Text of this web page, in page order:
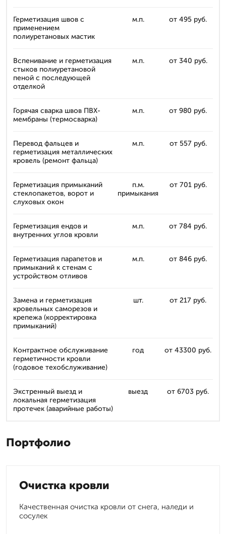
Герметизация швов с
применением
полиуретановых мастик
м.п. от 495 руб.
Вспенивание и герметизация
стыков полиуретановой
пеной с последующей
отделкой
м.п. от 340 руб.
Горячая сварка швов ПВХ-
мембраны (термосварка)
м.п. от 980 руб.
Перевод фальцев и
герметизация металлических
кровель (ремонт фальца)
м.п. от 557 руб.
Герметизация примыканий
стеклопакетов, ворот и
слуховых окон
п.м.
примыкания
от 701 руб.
Герметизация ендов и
внутренних углов кровли
м.п. от 784 руб.
Герметизация парапетов и
примыканий к стенам с
устройством отливов
м.п. от 846 руб.
Замена и герметизация
кровельных саморезов и
крепежа (корректировка
примыканий)
шт. от 217 руб.
Контрактное обслуживание
герметичности кровли
(годовое техобслуживание)
год от 43300 руб.
Экстренный выезд и
локальная герметизация
протечек (аварийные работы)
выезд от 6703 руб.
Портфолио
Очистка кровли
Качественная очистка кровли от снега, наледи и
сосулек